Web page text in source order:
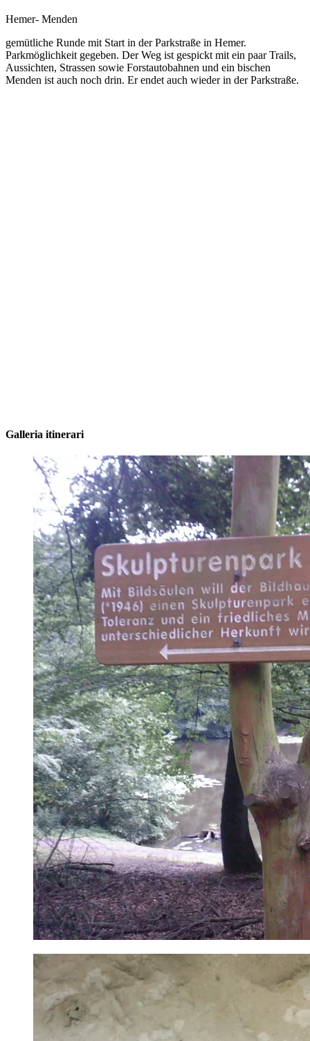
Hemer- Menden
gemütliche Runde mit Start in der Parkstraße in Hemer.
Parkmöglichkeit gegeben. Der Weg ist gespickt mit ein paar Trails,
Aussichten, Strassen sowie Forstautobahnen und ein bischen
Menden ist auch noch drin. Er endet auch wieder in der Parkstraße.
Galleria itinerari